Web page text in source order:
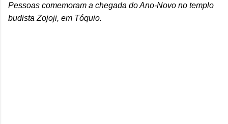
Pessoas comemoram a chegada do Ano-Novo no templo
budista Zojoji, em Tóquio.